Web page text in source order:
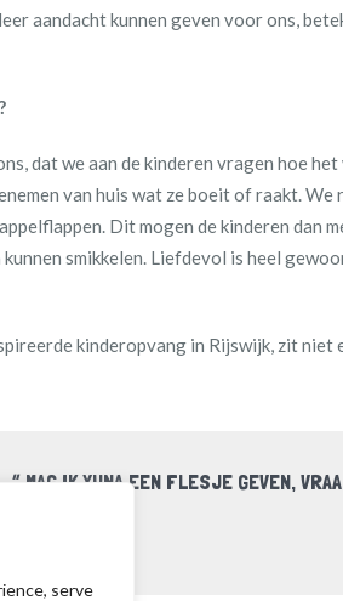
serve
aandacht kunnen geven voor ons,
dat we aan de kinderen vragen hoe
van huis wat ze boeit of raakt. We
Dit mogen de kinderen dan
kunnen smikkelen. Liefdevol is heel
kinderopvang in Rijswijk, zit niet
“ MAG IK YUNA EEN FLESJE GEVEN,